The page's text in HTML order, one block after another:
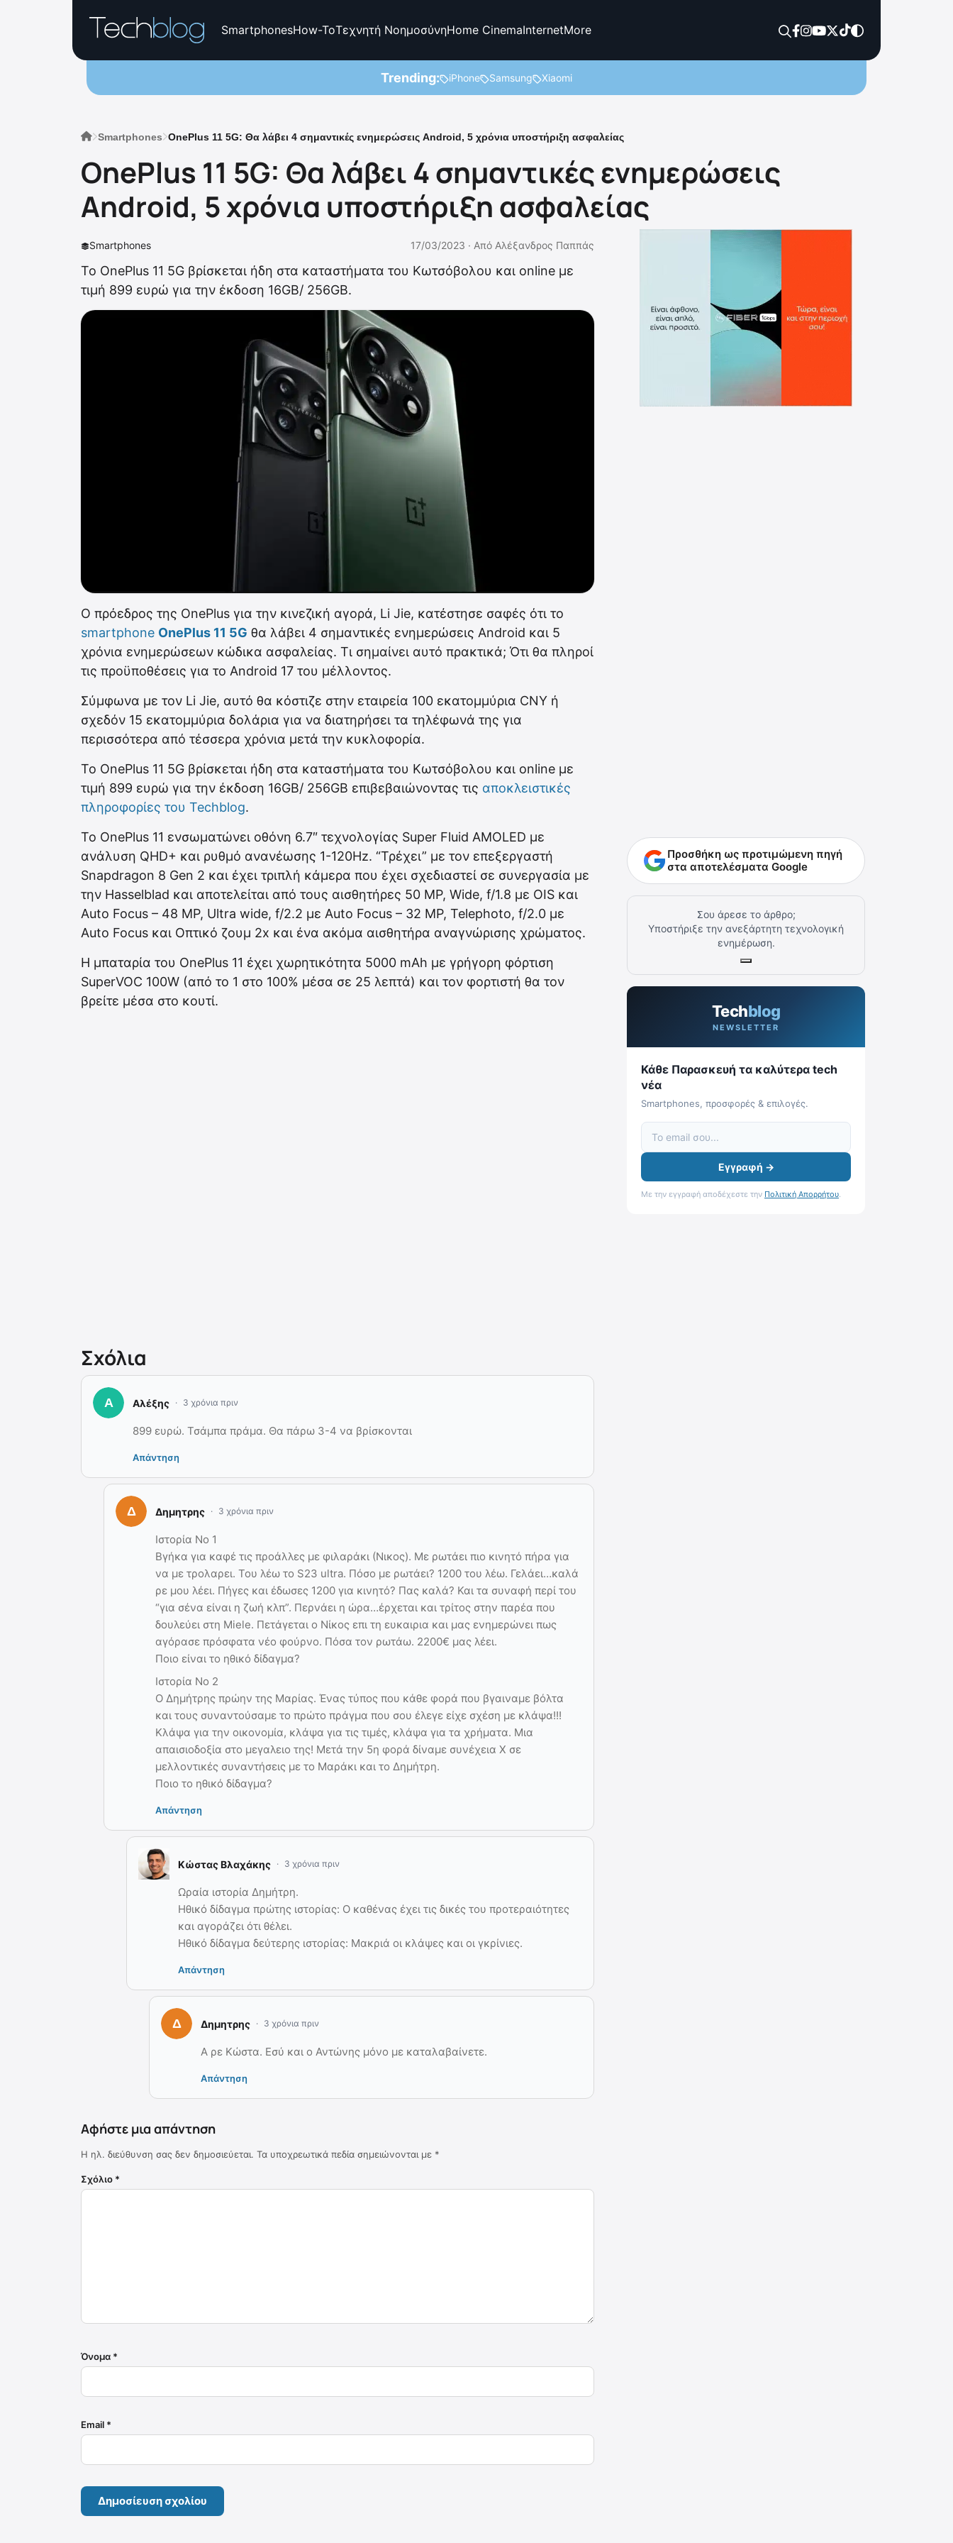
SmartphonesHow-ToΤεχνητή ΝοημοσύνηHome CinemaInternetMore
Trending: iPhone Samsung Xiaomi
Smartphones OnePlus 11 5G: Θα λάβει 4 σημαντικές ενημερώσεις Android, 5 χρόνια υποστήριξη ασφαλείας
OnePlus 11 5G: Θα λάβει 4 σημαντικές ενημερώσεις
Android, 5 χρόνια υποστήριξη ασφαλείας
Smartphones 17/03/2023 · Από Αλέξανδρος Παππάς
Το OnePlus 11 5G βρίσκεται ήδη στα καταστήματα του Κωτσόβολου και online με
τιμή 899 ευρώ για την έκδοση 16GB/ 256GB.
Ο πρόεδρος της OnePlus για την κινεζική αγορά, Li Jie, κατέστησε σαφές ότι το
smartphone OnePlus 11 5G θα λάβει 4 σημαντικές ενημερώσεις Android και 5
χρόνια ενημερώσεων κώδικα ασφαλείας. Τι σημαίνει αυτό πρακτικά; Ότι θα πληροί
τις προϋποθέσεις για το Android 17 του μέλλοντος.
Σύμφωνα με τον Li Jie, αυτό θα κόστιζε στην εταιρεία 100 εκατομμύρια CNY ή
σχεδόν 15 εκατομμύρια δολάρια για να διατηρήσει τα τηλέφωνά της για
περισσότερα από τέσσερα χρόνια μετά την κυκλοφορία.
Το OnePlus 11 5G βρίσκεται ήδη στα καταστήματα του Κωτσόβολου και online με
τιμή 899 ευρώ για την έκδοση 16GB/ 256GB επιβεβαιώνοντας τις αποκλειστικές
πληροφορίες του Techblog.
Το OnePlus 11 ενσωματώνει οθόνη 6.7″ τεχνολογίας Super Fluid AMOLED με
ανάλυση QHD+ και ρυθμό ανανέωσης 1-120Hz. “Τρέχει” με τον επεξεργαστή
Snapdragon 8 Gen 2 και έχει τριπλή κάμερα που έχει σχεδιαστεί σε συνεργασία με
την Hasselblad και αποτελείται από τους αισθητήρες 50 MP, Wide, f/1.8 με OIS και
Auto Focus – 48 MP, Ultra wide, f/2.2 με Auto Focus – 32 MP, Telephoto, f/2.0 με
Auto Focus και Οπτικό ζουμ 2x και ένα ακόμα αισθητήρα αναγνώρισης χρώματος.
Η μπαταρία του OnePlus 11 έχει χωρητικότητα 5000 mAh με γρήγορη φόρτιση
SuperVOC 100W (από το 1 στο 100% μέσα σε 25 λεπτά) και τον φορτιστή θα τον
βρείτε μέσα στο κουτί.
Σχόλια
Αλέξης 3 χρόνια πριν
899 ευρώ. Τσάμπα πράμα. Θα πάρω 3-4 να βρίσκονται
Απάντηση
Δημητρης 3 χρόνια πριν
Ιστορία Νο 1
Βγήκα για καφέ τις προάλλες με φιλαράκι (Νικος). Με ρωτάει πιο κινητό πήρα για
να με τρολαρει. Του λέω το S23 ultra. Πόσο με ρωτάει? 1200 του λέω. Γελάει…καλά
ρε μου λέει. Πήγες και έδωσες 1200 για κινητό? Πας καλά? Και τα συναφή περί του
“για σένα είναι η ζωή κλπ”. Περνάει η ώρα…έρχεται και τρίτος στην παρέα που
δουλεύει στη Miele. Πετάγεται ο Νίκος επι τη ευκαιρια και μας ενημερώνει πως
αγόρασε πρόσφατα νέο φούρνο. Πόσα τον ρωτάω. 2200€ μας λέει.
Ποιο είναι το ηθικό δίδαγμα?
Ιστορία Νο 2
Ο Δημήτρης πρώην της Μαρίας. Ένας τύπος που κάθε φορά που βγαιναμε βόλτα
και τους συναντούσαμε το πρώτο πράγμα που σου έλεγε είχε σχέση με κλάψα!!!
Κλάψα για την οικονομία, κλάψα για τις τιμές, κλάψα για τα χρήματα. Μια
απαισιοδοξία στο μεγαλειο της! Μετά την 5η φορά δίναμε συνέχεια Χ σε
μελλοντικές συναντήσεις με το Μαράκι και το Δημήτρη.
Ποιο το ηθικό δίδαγμα?
Απάντηση
Κώστας Βλαχάκης 3 χρόνια πριν
Ωραία ιστορία Δημήτρη.
Ηθικό δίδαγμα πρώτης ιστορίας: Ο καθένας έχει τις δικές του προτεραιότητες
και αγοράζει ότι θέλει.
Ηθικό δίδαγμα δεύτερης ιστορίας: Μακριά οι κλάψες και οι γκρίνιες.
Απάντηση
Δημητρης 3 χρόνια πριν
Α ρε Κώστα. Εσύ και ο Αντώνης μόνο με καταλαβαίνετε.
Απάντηση
Αφήστε μια απάντηση
Η ηλ. διεύθυνση σας δεν δημοσιεύεται. Τα υποχρεωτικά πεδία σημειώνονται με *
Σχόλιο *
Όνομα *
Email *
Προσθήκη ως προτιμώμενη πηγή
στα αποτελέσματα Google
Σου άρεσε το άρθρο;
Υποστήριξε την ανεξάρτητη τεχνολογική
ενημέρωση.
Techblog
NEWSLETTER
Κάθε Παρασκευή τα καλύτερα tech
νέα
Smartphones, προσφορές & επιλογές.
Εγγραφή →
Με την εγγραφή αποδέχεστε την Πολιτική Απορρήτου.